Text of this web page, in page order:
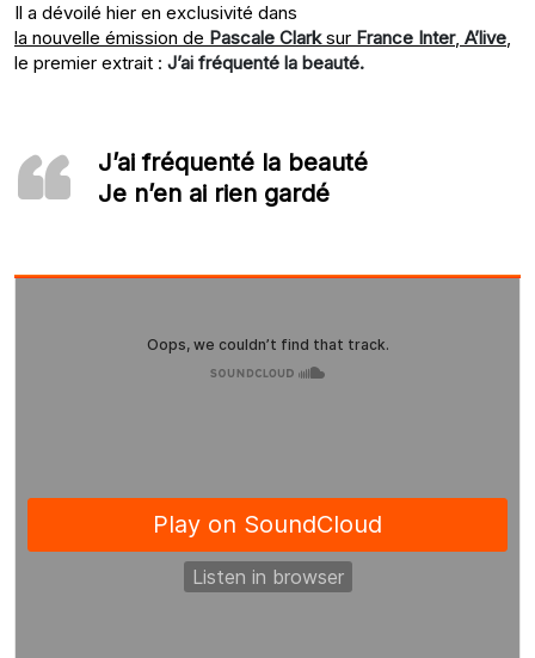
Il a dévoilé hier en exclusivité dans
la nouvelle émission de Pascale Clarksur France Inter, A’live,
le premier extrait : J’ai fréquenté la beauté.
J’ai fréquenté la beauté
Je n’en ai rien gardé